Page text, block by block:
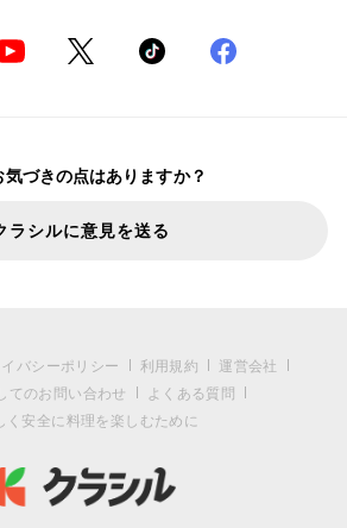
気づきの点はありますか？
ラシルに意見を送る
バシーポリシー 利用規約
運営会社
てのお問い合わせ
よくある質問
く安全に料理を楽しむために